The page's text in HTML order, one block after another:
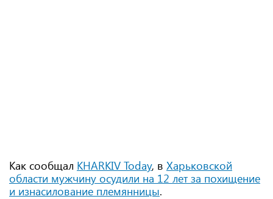
Как сообщал KHARKIV Today, в Харьковской
области мужчину осудили на 12 лет за похищение
и изнасилование племянницы.